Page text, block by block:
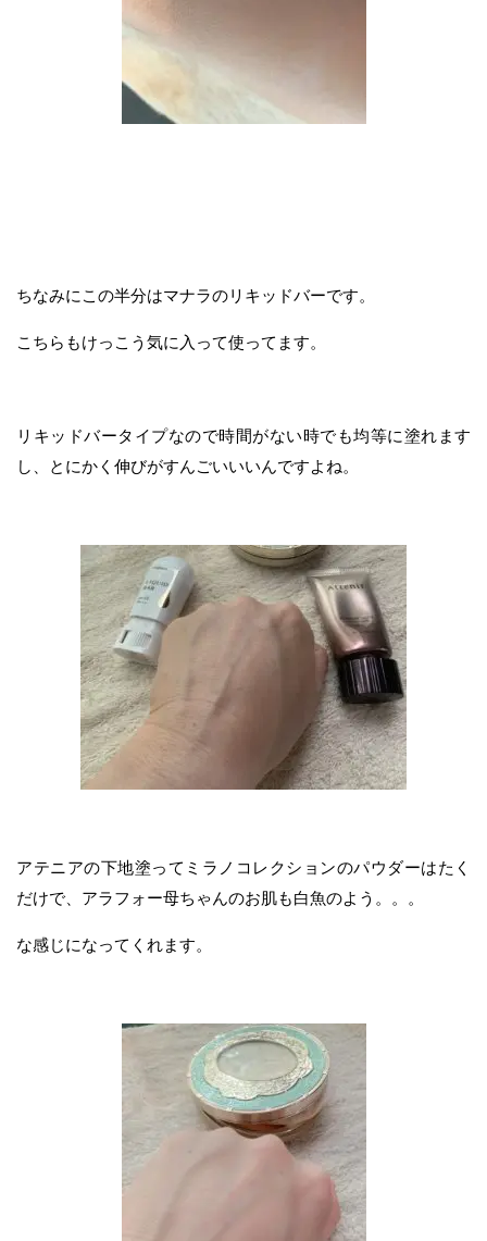
ちなみにこの半分はマナラのリキッドバーです。
こちらもけっこう気に入って使ってます。
リキッドバータイプなので時間がない時でも均等に塗れます
し、とにかく伸びがすんごいいいんですよね。
アテニアの下地塗ってミラノコレクションのパウダーはたく
だけで、アラフォー母ちゃんのお肌も白魚のよう。。。
な感じになってくれます。